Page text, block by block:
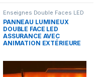
Enseignes Double Faces LED
PANNEAU LUMINEUX
DOUBLE FACE LED
ASSURANCE AVEC
ANIMATION EXTÉRIEURE